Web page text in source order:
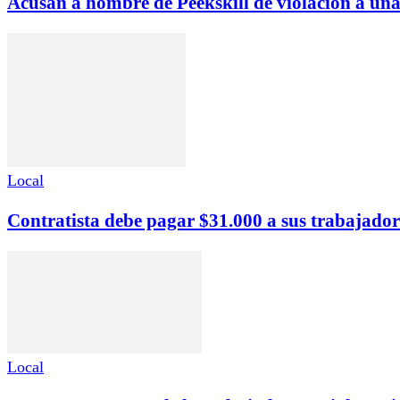
Local
Contratista debe pagar $31.000 a sus
Local